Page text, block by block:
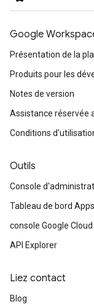
Google
Présentation de la
Produits pour les
Notes de version
Assistance réservée
Conditions
Outils
Console
Tableau de bord
console Google Cloud
API Explorer
Liez contact
Blog